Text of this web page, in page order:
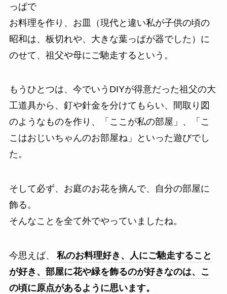
っぱで
お料理を作り、お皿（現代と違い私が子供の頃の
昭和は、板切れや、大きな葉っぱが器でした）に
のせて、祖父や母にご馳走するという。
もうひとつは、今でいうDIYが得意だった祖父の大
工道具から、釘や針金を分けてもらい、間取り図
のようなものを作り、「ここが私の部屋」、「こ
こはおじいちゃんのお部屋ね」といった遊びでし
た。
そして必ず、お庭のお花を摘んで、自分の部屋に
飾る。
そんなことを全て外でやっていましたね。
今思えば、
私のお料理好き、人にご馳走すること
が好き、部屋に花や緑を飾るのが好きなのは、こ
の頃に原点があるように思います。